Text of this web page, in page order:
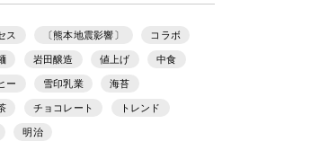
ス 〔熊本地震影響〕 コラボ
岩田醸造 値上げ 中食
ー 雪印乳業 海苔
チョコレート トレンド
明治